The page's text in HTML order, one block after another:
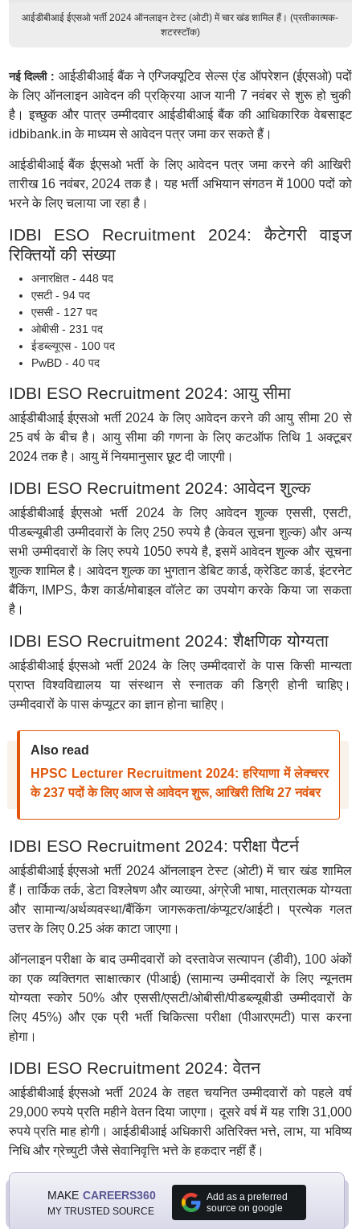
आईडीबीआई ईएसओ भर्ती 2024 ऑनलाइन टेस्ट (ओटी) में चार खंड शामिल हैं। (प्रतीकात्मक-
शटरस्टॉक)
नई दिल्ली : आईडीबीआई बैंक ने एग्जिक्यूटिव सेल्स एंड ऑपरेशन (ईएसओ) पदों
के लिए ऑनलाइन आवेदन की प्रक्रिया आज यानी 7 नवंबर से शुरू हो चुकी
है। इच्छुक और पात्र उम्मीदवार आईडीबीआई बैंक की आधिकारिक वेबसाइट
idbibank.in के माध्यम से आवेदन पत्र जमा कर सकते हैं।
आईडीबीआई बैंक ईएसओ भर्ती के लिए आवेदन पत्र जमा करने की आखिरी
तारीख 16 नवंबर, 2024 तक है। यह भर्ती अभियान संगठन में 1000 पदों को
भरने के लिए चलाया जा रहा है।
IDBI ESO Recruitment 2024: कैटेगरी वाइज
रिक्तियों की संख्या
अनारक्षित - 448 पद
एसटी - 94 पद
एससी - 127 पद
ओबीसी - 231 पद
ईडब्ल्यूएस - 100 पद
PwBD - 40 पद
IDBI ESO Recruitment 2024: आयु सीमा
आईडीबीआई ईएसओ भर्ती 2024 के लिए आवेदन करने की आयु सीमा 20 से
25 वर्ष के बीच है। आयु सीमा की गणना के लिए कटऑफ तिथि 1 अक्टूबर
2024 तक है। आयु में नियमानुसार छूट दी जाएगी।
IDBI ESO Recruitment 2024: आवेदन शुल्क
आईडीबीआई ईएसओ भर्ती 2024 के लिए आवेदन शुल्क एससी, एसटी,
पीडब्ल्यूबीडी उम्मीदवारों के लिए 250 रुपये है (केवल सूचना शुल्क) और अन्य
सभी उम्मीदवारों के लिए रुपये 1050 रुपये है, इसमें आवेदन शुल्क और सूचना
शुल्क शामिल है। आवेदन शुल्क का भुगतान डेबिट कार्ड, क्रेडिट कार्ड, इंटरनेट
बैंकिंग, IMPS, कैश कार्ड/मोबाइल वॉलेट का उपयोग करके किया जा सकता
है।
IDBI ESO Recruitment 2024: शैक्षणिक योग्यता
आईडीबीआई ईएसओ भर्ती 2024 के लिए उम्मीदवारों के पास किसी मान्यता
प्राप्त विश्वविद्यालय या संस्थान से स्नातक की डिग्री होनी चाहिए।
उम्मीदवारों के पास कंप्यूटर का ज्ञान होना चाहिए।
Also read
HPSC Lecturer Recruitment 2024: हरियाणा में लेक्चरर
के 237 पदों के लिए आज से आवेदन शुरू, आखिरी तिथि 27 नवंबर
IDBI ESO Recruitment 2024: परीक्षा पैटर्न
आईडीबीआई ईएसओ भर्ती 2024 ऑनलाइन टेस्ट (ओटी) में चार खंड शामिल
हैं। तार्किक तर्क, डेटा विश्लेषण और व्याख्या, अंग्रेजी भाषा, मात्रात्मक योग्यता
और सामान्य/अर्थव्यवस्था/बैंकिंग जागरूकता/कंप्यूटर/आईटी। प्रत्येक गलत
उत्तर के लिए 0.25 अंक काटा जाएगा।
ऑनलाइन परीक्षा के बाद उम्मीदवारों को दस्तावेज सत्यापन (डीवी), 100 अंकों
का एक व्यक्तिगत साक्षात्कार (पीआई) (सामान्य उम्मीदवारों के लिए न्यूनतम
योग्यता स्कोर 50% और एससी/एसटी/ओबीसी/पीडब्ल्यूबीडी उम्मीदवारों के
लिए 45%) और एक प्री भर्ती चिकित्सा परीक्षा (पीआरएमटी) पास करना
होगा।
IDBI ESO Recruitment 2024: वेतन
आईडीबीआई ईएसओ भर्ती 2024 के तहत चयनित उम्मीदवारों को पहले वर्ष
29,000 रुपये प्रति महीने वेतन दिया जाएगा। दूसरे वर्ष में यह राशि 31,000
रुपये प्रति माह होगी। आईडीबीआई अधिकारी अतिरिक्त भत्ते, लाभ, या भविष्य
निधि और ग्रेच्युटी जैसे सेवानिवृत्ति भत्ते के हकदार नहीं हैं।
MAKE CAREERS360
MY TRUSTED SOURCE
Add as a preferred
source on google